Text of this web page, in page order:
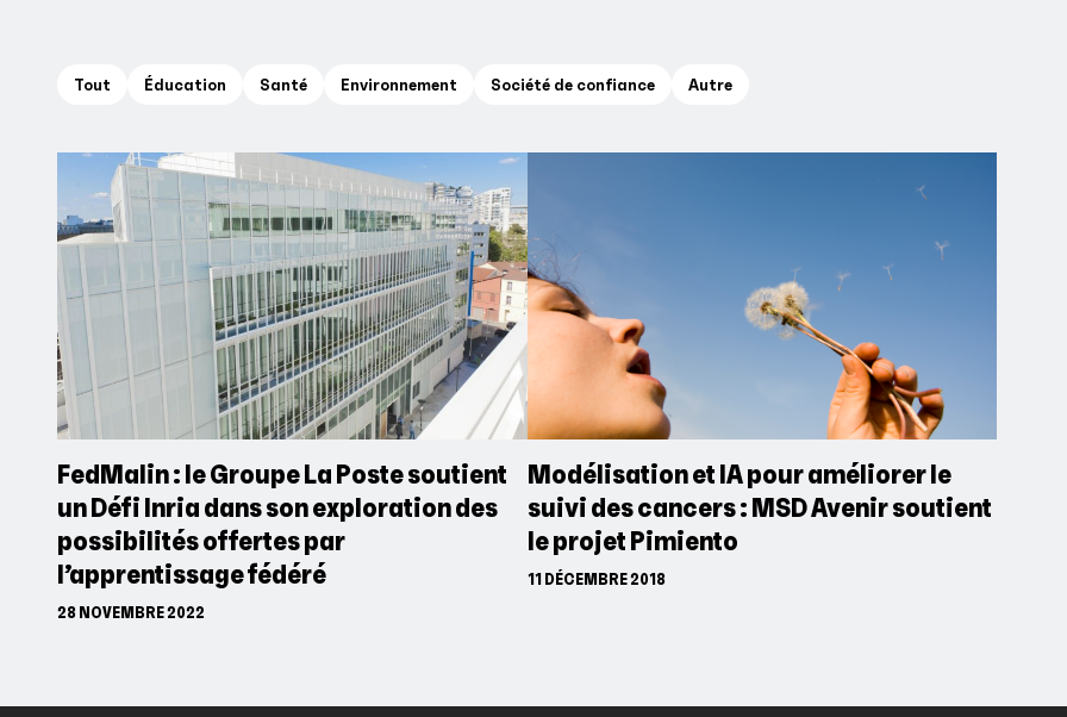
Tout Éducation Santé Environnement Société de confiance Autre
FedMalin : le Groupe La Poste soutient
un Défi Inria dans son exploration des
possibilités offertes par
l’apprentissage fédéré
28 NOVEMBRE 2022
Modélisation et IA pour améliorer le
suivi des cancers : MSD Avenir soutient
le projet Pimiento
11 DÉCEMBRE 2018